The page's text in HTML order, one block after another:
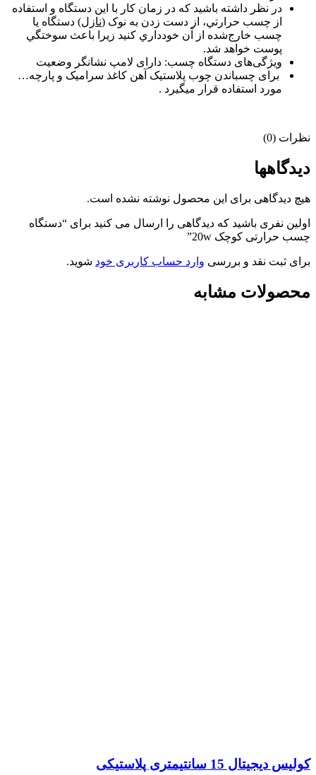
در نظر داشته باشيد که در زمان کار با اين دستگاه و استفاده
از چسب حرارتي، از دست زدن به نوک (نازل) دستگاه يا
چسب خارج‌شده از آن خودداري کنيد زيرا باعث سوختگي
پوست خواهد شد.
ویژگی‌های دستگاه چسب: دارای لامپ نشانگر وضعیت
برای چسباندن چوب پلاستیک آهن کاغذ سرامیک و پارچه…
مورد استفاده قرار میگیرد .
نظرات (0)
دیدگاهها
هیچ دیدگاهی برای این محصول نوشته نشده است.
اولین نفری باشید که دیدگاهی را ارسال می کنید برای “دستگاه
چسب حرارتی کوچک 20w”
برای ثبت نقد و بررسی وارد حساب کاربری خود شوید.
محصولات مشابه
کولیس دیجیتال 15 سانتیمتری پلاستیکی